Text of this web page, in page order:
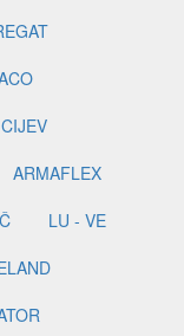
ARMAFLEX
LU - VE